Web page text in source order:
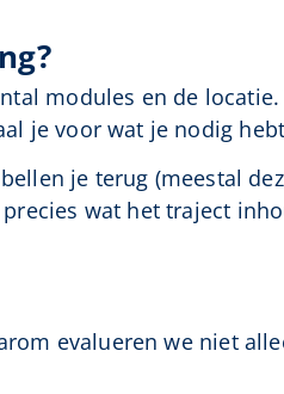
modules en de
je voor wat je nodig
je terug (meestal
wat het traject
evalueren we niet